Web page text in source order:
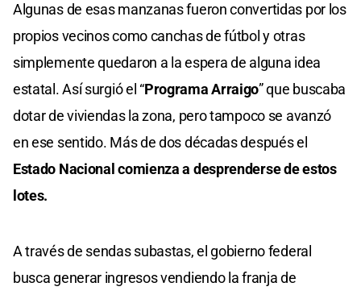
Algunas de esas manzanas fueron convertidas por los
propios vecinos como canchas de fútbol y otras
simplemente quedaron a la espera de alguna idea
estatal. Así surgió el “Programa Arraigo” que buscaba
dotar de viviendas la zona, pero tampoco se avanzó
en ese sentido. Más de dos décadas después el
Estado Nacional comienza a desprenderse de estos
lotes.
A través de sendas subastas, el gobierno federal
busca generar ingresos vendiendo la franja de